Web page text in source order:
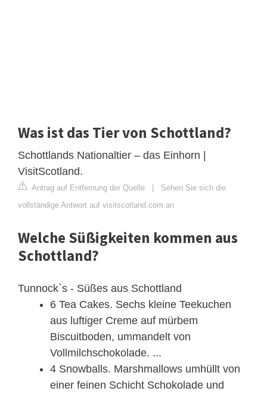
Was ist das Tier von Schottland?
Schottlands Nationaltier – das Einhorn |
VisitScotland.
Antrag auf Entfernung der Quelle | Sehen Sie sich die
vollständige Antwort auf visitscotland.com an
Welche Süßigkeiten kommen aus
Schottland?
Tunnock`s - Süßes aus Schottland
6 Tea Cakes. Sechs kleine Teekuchen
aus luftiger Creme auf mürbem
Biscuitboden, ummandelt von
Vollmilchschokolade. ...
4 Snowballs. Marshmallows umhüllt von
einer feinen Schicht Schokolade und